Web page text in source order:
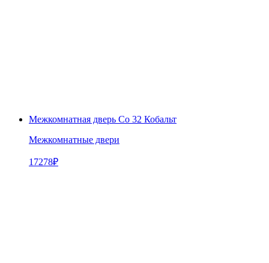
Межкомнатная дверь Co 32 Кобальт
Межкомнатные двери
17278₽